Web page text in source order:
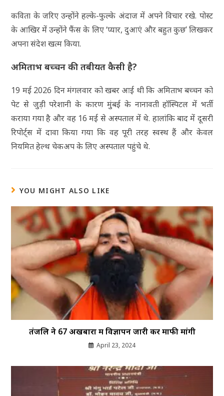
कविता के जरिए उन्होंने हल्के-फुल्के अंदाज में अपने विचार रखे. पोस्ट
के आखिर में उन्होंने फैंस के लिए ‘प्यार, दुआएं और बहुत कुछ’ लिखकर
अपना संदेश खत्म किया.
अमिताभ बच्चन की तबीयत कैसी है?
19 मई 2026 दिन मंगलवार को खबर आई थी कि अमिताभ बच्चन को
पेट से जुड़ी परेशानी के कारण मुंबई के नानावती हॉस्पिटल में भर्ती
कराया गया है और वह 16 मई से अस्पताल में थे. हालांकि बाद में दूसरी
रिपोर्ट्स में दावा किया गया कि वह पूरी तरह स्वस्थ हैं और केवल
नियमित हेल्थ चेकअप के लिए अस्पताल पहुंचे थे.
YOU MIGHT ALSO LIKE
तंजलि ने 67 अखबारों में विज्ञापन जारी कर माफी मांगी
April 23, 2024